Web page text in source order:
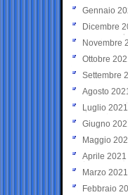
Gennaio
Dicembre
Novembre
Ottobre
Settembre
Agosto
Luglio 2021
Giugno
Maggio
Aprile 2021
Marzo 2021
Febbraio